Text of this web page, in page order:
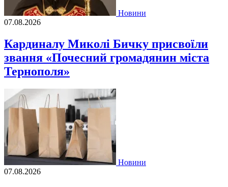
Новини
07.08.2026
Кардиналу Миколі Бичку присвоїли
звання «Почесний громадянин міста
Тернополя»
Новини
07.08.2026